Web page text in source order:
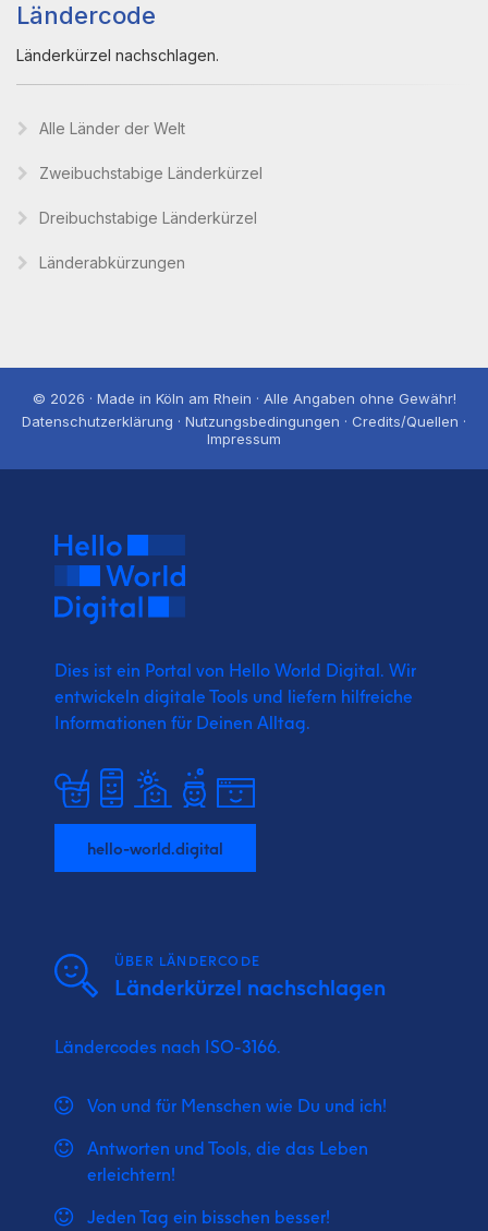
Ländercode
Länderkürzel nachschlagen.
Alle Länder der Welt
Zweibuchstabige Länderkürzel
Dreibuchstabige Länderkürzel
Länderabkürzungen
© 2026 · Made in Köln am Rhein · Alle Angaben ohne Gewähr!
Datenschutzerklärung · Nutzungsbedingungen · Credits/Quellen ·
Impressum
Dies ist ein Portal von Hello World Digital. Wir
entwickeln digitale Tools und liefern hilfreiche
Informationen für Deinen Alltag.
hello-world.digital
ÜBER LÄNDERCODE
Länderkürzel nachschlagen
Ländercodes nach ISO-3166.
Von und für Menschen wie Du und ich!
Antworten und Tools, die das Leben
erleichtern!
Jeden Tag ein bisschen besser!